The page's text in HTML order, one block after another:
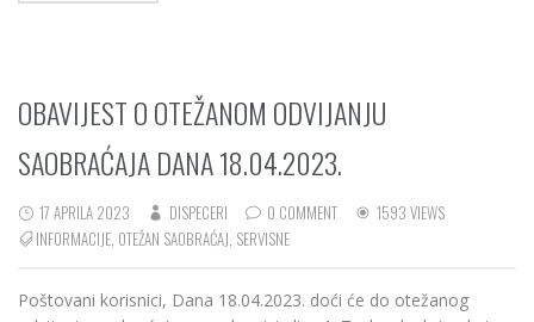
OBAVIJEST O OTEŽANOM ODVIJANJU
SAOBRAĆAJA DANA 18.04.2023.
17 APRILA 2023 DISPECERI 0 COMMENT
1593 VIEWS
INFORMACIJE OTEŽAN SAOBRAĆAJ SERVISNE
Poštovani korisnici, Dana 18.04.2023. doći će do otežanog